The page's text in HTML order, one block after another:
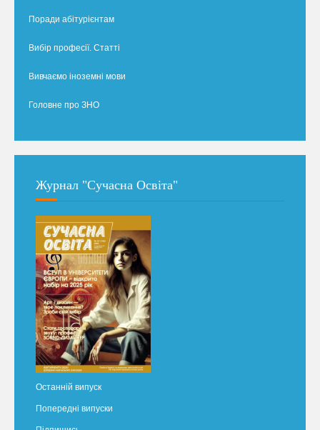
Поради абітурієнтам
Вибір професії. Статті
Вивчаємо іноземні мови
Головне про ЗНО
Журнал "Сучасна Освіта"
Останній випуск
Попередні випуски